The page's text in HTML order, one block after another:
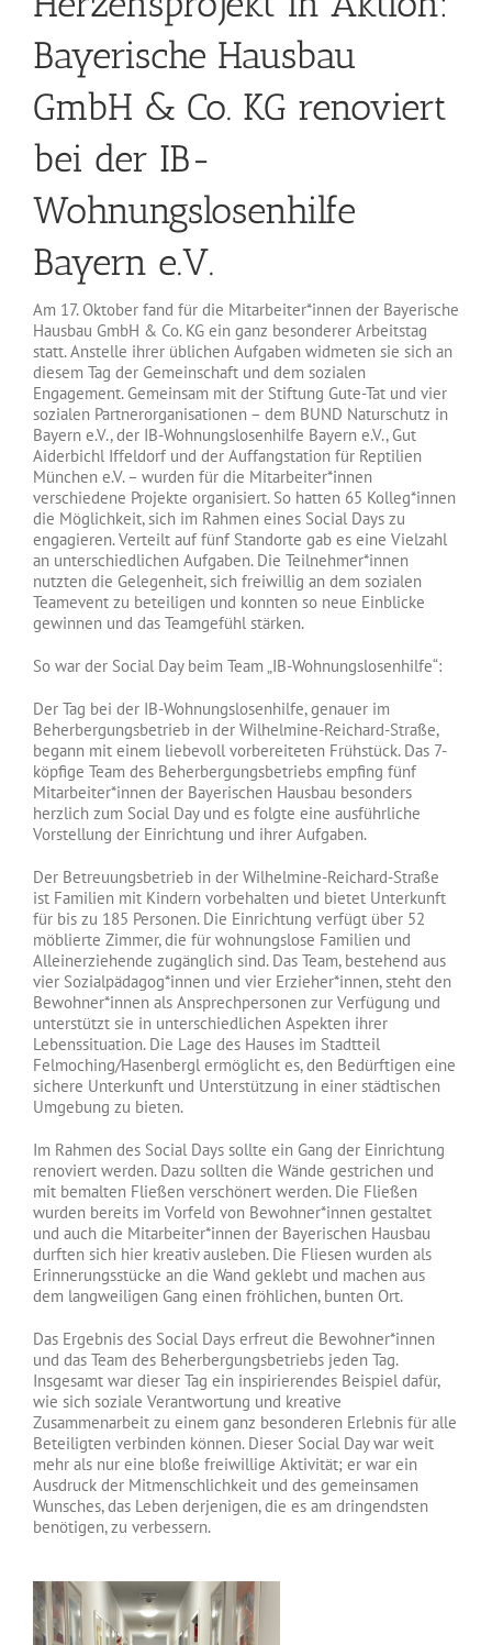
Bayerische Hausbau
GmbH & Co. KG renoviert
bei der IB-
Wohnungslosenhilfe
Bayern e.V.
Am 17. Oktober fand für die Mitarbeiter*innen der Bayerische
Hausbau GmbH & Co. KG ein ganz besonderer Arbeitstag
statt. Anstelle ihrer üblichen Aufgaben widmeten sie sich an
diesem Tag der Gemeinschaft und dem sozialen
Engagement. Gemeinsam mit der Stiftung Gute-Tat und vier
sozialen Partnerorganisationen – dem BUND Naturschutz in
Bayern e.V., der IB-Wohnungslosenhilfe Bayern e.V., Gut
Aiderbichl Iffeldorf und der Auffangstation für Reptilien
München e.V. – wurden für die Mitarbeiter*innen
verschiedene Projekte organisiert. So hatten 65 Kolleg*innen
die Möglichkeit, sich im Rahmen eines Social Days zu
engagieren. Verteilt auf fünf Standorte gab es eine Vielzahl
an unterschiedlichen Aufgaben. Die Teilnehmer*innen
nutzten die Gelegenheit, sich freiwillig an dem sozialen
Teamevent zu beteiligen und konnten so neue Einblicke
gewinnen und das Teamgefühl stärken.
So war der Social Day beim Team „IB-Wohnungslosenhilfe“:
Der Tag bei der IB-Wohnungslosenhilfe, genauer im
Beherbergungsbetrieb in der Wilhelmine-Reichard-Straße,
begann mit einem liebevoll vorbereiteten Frühstück. Das 7-
köpfige Team des Beherbergungsbetriebs empfing fünf
Mitarbeiter*innen der Bayerischen Hausbau besonders
herzlich zum Social Day und es folgte eine ausführliche
Vorstellung der Einrichtung und ihrer Aufgaben.
Der Betreuungsbetrieb in der Wilhelmine-Reichard-Straße
ist Familien mit Kindern vorbehalten und bietet Unterkunft
für bis zu 185 Personen. Die Einrichtung verfügt über 52
möblierte Zimmer, die für wohnungslose Familien und
Alleinerziehende zugänglich sind. Das Team, bestehend aus
vier Sozialpädagog*innen und vier Erzieher*innen, steht den
Bewohner*innen als Ansprechpersonen zur Verfügung und
unterstützt sie in unterschiedlichen Aspekten ihrer
Lebenssituation. Die Lage des Hauses im Stadtteil
Felmoching/Hasenbergl ermöglicht es, den Bedürftigen eine
sichere Unterkunft und Unterstützung in einer städtischen
Umgebung zu bieten.
Im Rahmen des Social Days sollte ein Gang der Einrichtung
renoviert werden. Dazu sollten die Wände gestrichen und
mit bemalten Fließen verschönert werden. Die Fließen
wurden bereits im Vorfeld von Bewohner*innen gestaltet
und auch die Mitarbeiter*innen der Bayerischen Hausbau
durften sich hier kreativ ausleben. Die Fliesen wurden als
Erinnerungsstücke an die Wand geklebt und machen aus
dem langweiligen Gang einen fröhlichen, bunten Ort.
Das Ergebnis des Social Days erfreut die Bewohner*innen
und das Team des Beherbergungsbetriebs jeden Tag.
Insgesamt war dieser Tag ein inspirierendes Beispiel dafür,
wie sich soziale Verantwortung und kreative
Zusammenarbeit zu einem ganz besonderen Erlebnis für alle
Beteiligten verbinden können. Dieser Social Day war weit
mehr als nur eine bloße freiwillige Aktivität; er war ein
Ausdruck der Mitmenschlichkeit und des gemeinsamen
Wunsches, das Leben derjenigen, die es am dringendsten
benötigen, zu verbessern.